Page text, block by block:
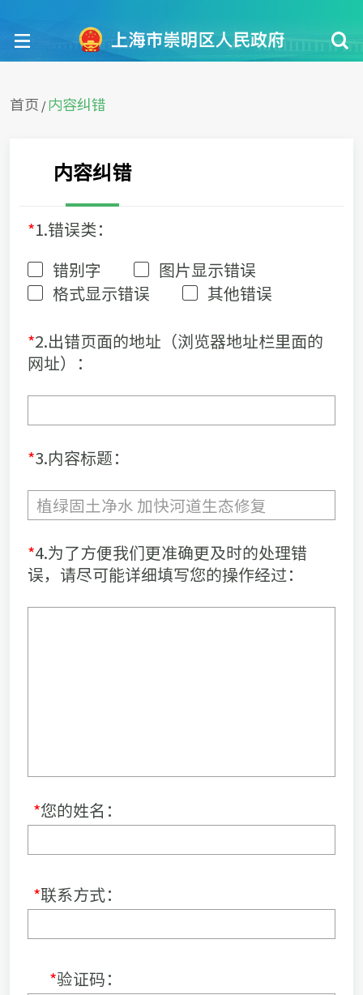
首页 / 内容纠错
内容纠错
*1.错误类：
错别字
图片显示错误
格式显示错误
其他错误
*2.出错页面的地址（浏览器地址栏里面的
网址）：
*3.内容标题：
*4.为了方便我们更准确更及时的处理错
误，请尽可能详细填写您的操作经过：
*您的姓名：
*联系方式：
*验证码：